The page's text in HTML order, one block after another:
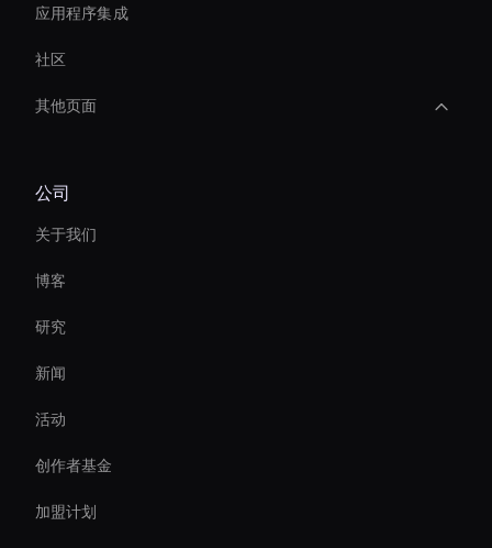
应用程序集成
社区
其他页面
Ai Avatar For Video Calls
Meeting Avatar
Virtual Assistant For Business
Interactive Product Demo Ai
Virtual Reality Avatar
Real-Time Ai Avatar
Create Digital Human For Marketing Campaigns
公司
关于我们
博客
研究
新闻
活动
创作者基金
加盟计划